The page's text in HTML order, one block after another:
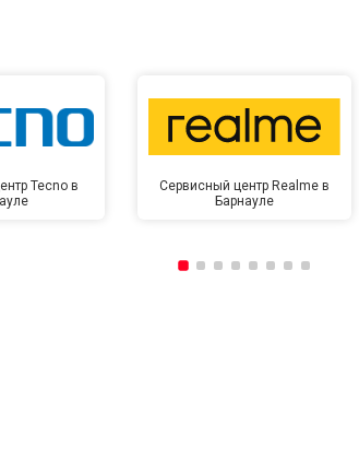
Tecno в
Сервисный центр Realme в
Барнауле